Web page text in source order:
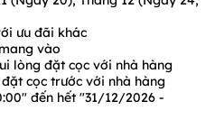
ưu đãi khác
vào
lòng đặt cọc với nhà hàng
cọc trước với nhà hàng
đến hết "31/12/2026 -